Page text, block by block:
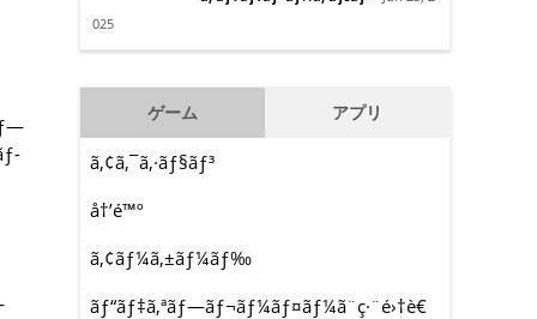
025
ゲーム アプリ
ã‚¢ã‚¯ã‚·ãƒ§ãƒ³
å†’é™º
ã‚¢ãƒ¼ã‚±ãƒ¼ãƒ‰
ãƒ“ãƒ‡ã‚ªãƒ—ãƒ¬ãƒ¼ãƒ¤ãƒ¼ã¨ç·¨é›†è€